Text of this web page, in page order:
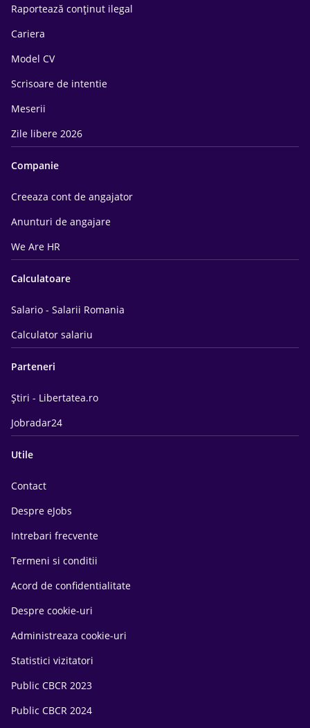
Raportează conținut ilegal
Cariera
Model CV
Scrisoare de intentie
Meserii
Zile libere 2026
Companie
Creeaza cont de angajator
Anunturi de angajare
We Are HR
Calculatoare
Salario - Salarii Romania
Calculator salariu
Parteneri
Știri - Libertatea.ro
Jobradar24
Utile
Contact
Despre eJobs
Intrebari frecvente
Termeni si conditii
Acord de confidentialitate
Despre cookie-uri
Administreaza cookie-uri
Statistici vizitatori
Public CBCR 2023
Public CBCR 2024